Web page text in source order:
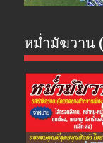
หม่ำมัฆวาน